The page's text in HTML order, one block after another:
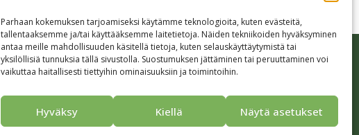
Parhaan kokemuksen tarjoamiseksi käytämme teknologioita, kuten evästeitä,
tallentaaksemme ja/tai käyttääksemme laitetietoja. Näiden tekniikoiden hyväksyminen
antaa meille mahdollisuuden käsitellä tietoja, kuten selauskäyttäytymistä tai
yksilöllisiä tunnuksia tällä sivustolla. Suostumuksen jättäminen tai peruuttaminen voi
vaikuttaa haitallisesti tiettyihin ominaisuuksiin ja toimintoihin.
Hyväksy Kiellä Näytä asetukset
Anna palautetta Yhteystiedot Tietosuojaseloste